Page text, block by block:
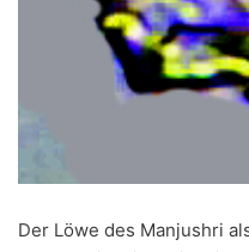
Der Löwe des Manjushri